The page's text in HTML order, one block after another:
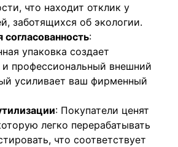
что находит отклик у
заботящихся об экологии.
согласованность:
упаковка создает
профессиональный внешний
усиливает ваш фирменный
: Покупатели ценят
легко перерабатывать
что соответствует